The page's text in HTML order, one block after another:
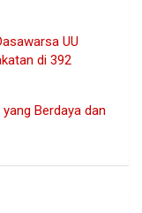
UU
di 392
Berdaya dan